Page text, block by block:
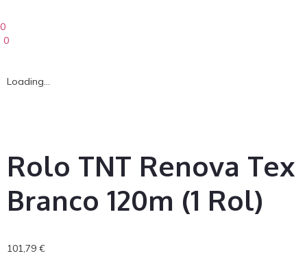
0
0
Loading...
Rolo TNT Renova Tex
Branco 120m (1 Rol)
101,79 €